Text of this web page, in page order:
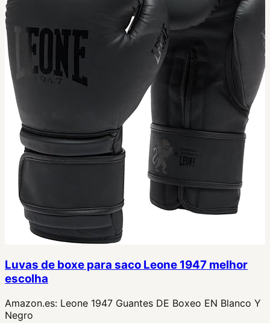
Luvas de boxe para saco Leone 1947 melhor
escolha
Amazon.es: Leone 1947 Guantes DE Boxeo EN Blanco Y
Negro